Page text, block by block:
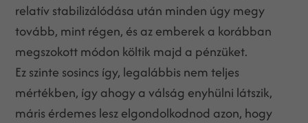
relatív stabilizálódása után minden úgy megy
tovább, mint régen, és az emberek a korábban
megszokott módon költik majd a pénzüket.
Ez szinte sosincs így, legalábbis nem teljes
mértékben, így ahogy a válság enyhülni látszik,
máris érdemes lesz elgondolkodnod azon, hogy